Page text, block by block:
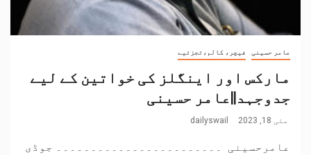
عامر حسینی فیچر، کالم،تجزئیے
مارکس اور اینگلز کی خواتین کے لیے
جدوجہد||عامر حسینی
مئی 18, 2023 dailyswail
عامرحسینی ۔۔۔۔۔۔۔۔۔۔۔۔۔۔۔۔۔۔۔۔۔۔۔۔ جوڈی